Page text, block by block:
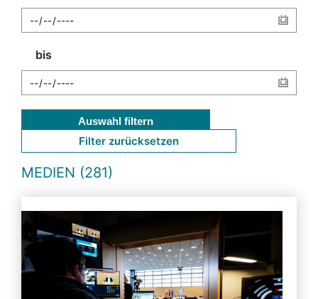
bis
Auswahl filtern
Filter zurücksetzen
MEDIEN (281)